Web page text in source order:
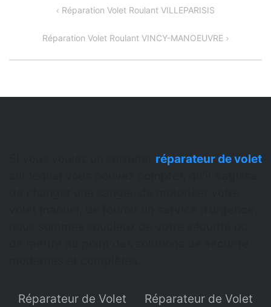
Navigation
l’article
Réparation Volet Roulant VILLEPARISIS
Réparation Volet Roulant VINCY-MANOEUVRE
réparateur de volet
Réparateur de Volet
Réparateur de Volet